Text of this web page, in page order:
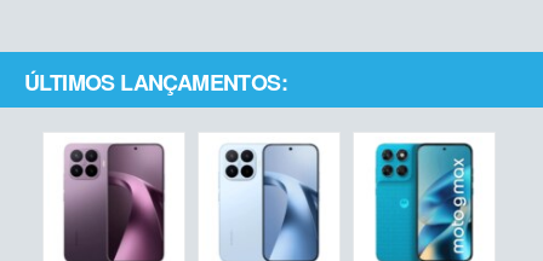
ÚLTIMOS LANÇAMENTOS: